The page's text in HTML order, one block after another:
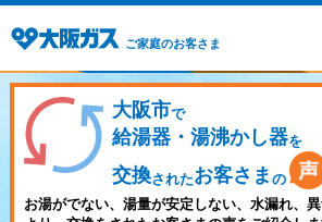
ご家庭のお客さま
大阪市で
給湯器・湯沸かし器を
交換されたお客さま の
お湯がでない、湯量が安定しない、水漏れ、